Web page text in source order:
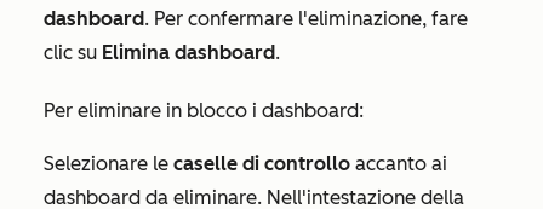
dashboard. Per confermare l'eliminazione, fare
clic su Elimina dashboard.
Per eliminare in blocco i dashboard:
Selezionare le caselle di controllo accanto ai
dashboard da eliminare. Nell'intestazione della